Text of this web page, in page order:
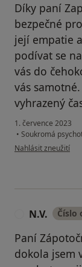
Díky paní
bezpečné
její empatie
podívat se
vás do
vás
vyhrazený
1. července 2023
• Soukromá
podle názoru
Nahlásit zneužití
N.V. Číslo
Paní
dokola jsem